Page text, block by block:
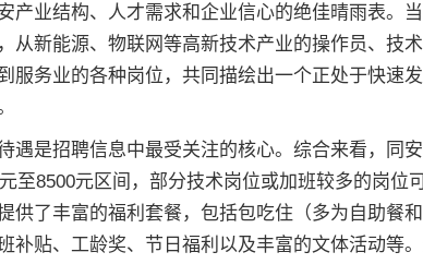
产业结构、人才需求和企业信心的绝佳晴雨表。
从新能源、物联网等高新技术产业的操作员、技
服务业的各种岗位，共同描绘出一个正处于快速
遇是招聘信息中最受关注的核心。综合来看，同
至8500元区间，部分技术岗位或加班较多的岗位
供了丰富的福利套餐，包括包吃住（多为自助餐
补贴、工龄奖、节日福利以及丰富的文体活动等